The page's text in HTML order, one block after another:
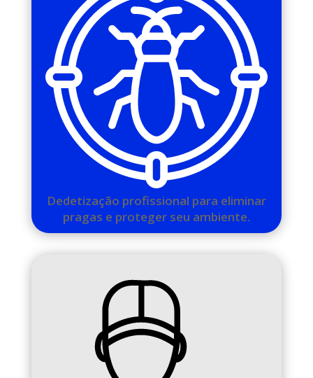
Dedetização profissional para eliminar
pragas e proteger seu ambiente.